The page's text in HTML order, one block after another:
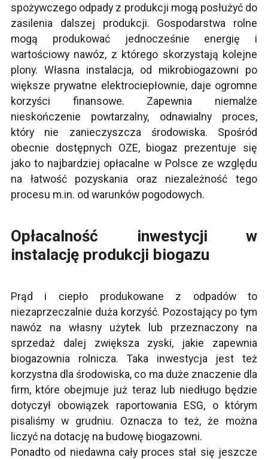
spożywczego odpady z produkcji mogą posłużyć do
zasilenia dalszej produkcji. Gospodarstwa rolne
mogą produkować jednocześnie energię i
wartościowy nawóz, z którego skorzystają kolejne
plony. Własna instalacja, od mikrobiogazowni po
większe prywatne elektrociepłownie, daje ogromne
korzyści finansowe. Zapewnia niemalże
nieskończenie powtarzalny, odnawialny proces,
który nie zanieczyszcza środowiska. Spośród
obecnie dostępnych OZE, biogaz prezentuje się
jako to najbardziej opłacalne w Polsce ze względu
na łatwość pozyskania oraz niezależność tego
procesu m.in. od warunków pogodowych.
Opłacalność inwestycji w
instalację produkcji biogazu
Prąd i ciepło produkowane z odpadów to
niezaprzeczalnie duża korzyść. Pozostający po tym
nawóz na własny użytek lub przeznaczony na
sprzedaż dalej zwiększa zyski, jakie zapewnia
biogazownia rolnicza. Taka inwestycja jest też
korzystna dla środowiska, co ma duże znaczenie dla
firm, które obejmuje już teraz lub niedługo będzie
dotyczył obowiązek raportowania ESG, o którym
pisaliśmy w grudniu. Oznacza to też, że można
liczyć na dotację na budowę biogazowni.
Ponadto od niedawna cały proces stał się jeszcze